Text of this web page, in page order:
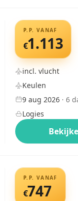
P.P. VANAF
€1.113
incl. vlucht
Keulen
9 aug 2026· 6
Logies
P.P. VANAF
€747